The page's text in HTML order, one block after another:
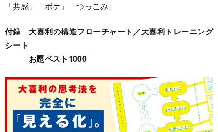
「共感」「ボケ」「つっこみ」
付録 大喜利の構造フローチャート／大喜利トレーニング
シート
お題ベスト1000